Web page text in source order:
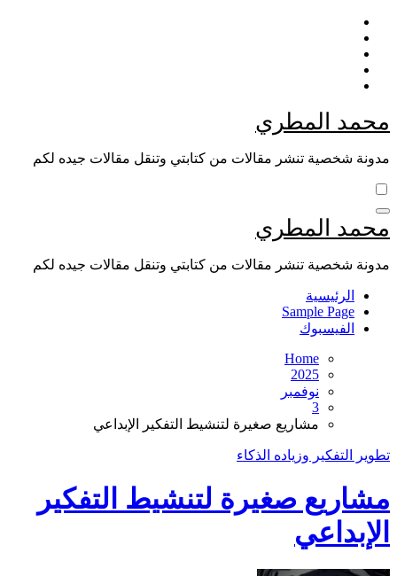
Skip
content
محمد المطري
مدونة شخصية تنشر مقالات من كتابتي وتنقل مقالات جيده لكم
محمد المطري
مدونة شخصية تنشر مقالات من كتابتي وتنقل مقالات جيده لكم
الرئيسية
Sample Page
الفيسبوك
Home
2025
نوفمبر
3
مشاريع صغيرة لتنشيط التفكير الإبداعي
تطوير التفكير وزياده الذكاء
مشاريع صغيرة لتنشيط التفكير
الإبداعي